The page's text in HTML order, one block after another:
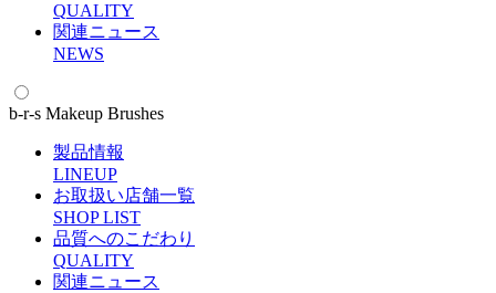
QUALITY
関連ニュース
NEWS
b-r-s Makeup Brushes
製品情報
LINEUP
お取扱い店舗一覧
SHOP LIST
品質へのこだわり
QUALITY
関連ニュース